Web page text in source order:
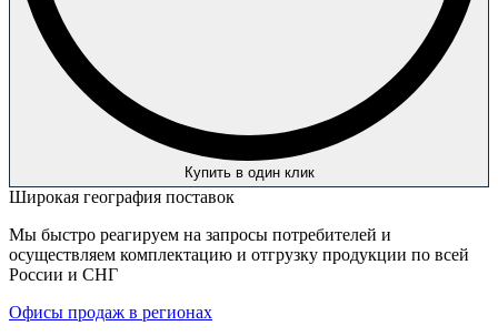
Купить в один клик
Широкая география поставок
Мы быстро реагируем на запросы потребителей и
осуществляем комплектацию и отгрузку продукции по всей
России и СНГ
Офисы продаж в регионах